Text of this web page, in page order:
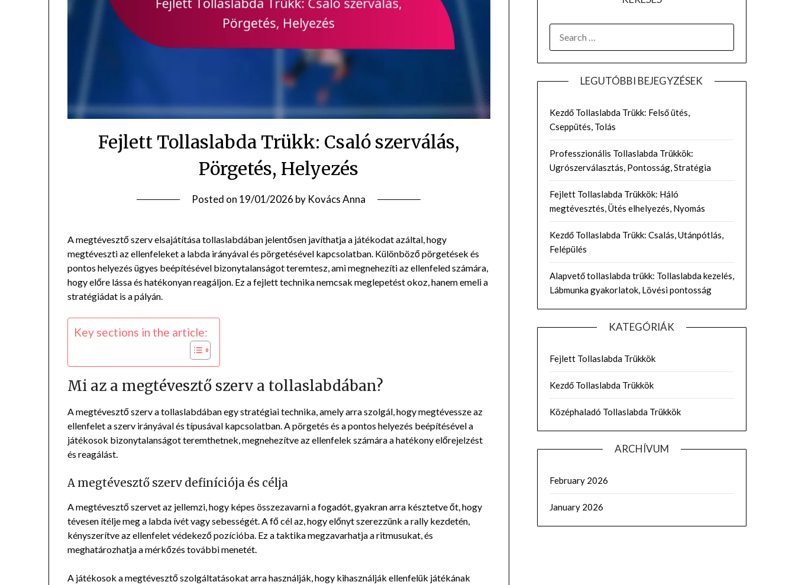
Fejlett Tollaslabda Trükk: Csaló szerválás,
Pörgetés, Helyezés
Posted on 19/01/2026 by Kovács Anna
A megtévesztő szerv elsajátítása tollaslabdában jelentősen javíthatja a játékodat azáltal, hogy
megtéveszti az ellenfeleket a labda irányával és pörgetésével kapcsolatban. Különböző pörgetések és
pontos helyezés ügyes beépítésével bizonytalanságot teremtesz, ami megnehezíti az ellenfeled számára,
hogy előre lássa és hatékonyan reagáljon. Ez a fejlett technika nemcsak meglepetést okoz, hanem emeli a
stratégiádat is a pályán.
Key sections in the article:
Mi az a megtévesztő szerv a tollaslabdában?
A megtévesztő szerv a tollaslabdában egy stratégiai technika, amely arra szolgál, hogy megtévessze az
ellenfelet a szerv irányával és típusával kapcsolatban. A pörgetés és a pontos helyezés beépítésével a
játékosok bizonytalanságot teremthetnek, megnehezítve az ellenfelek számára a hatékony előrejelzést
és reagálást.
A megtévesztő szerv definíciója és célja
A megtévesztő szervet az jellemzi, hogy képes összezavarni a fogadót, gyakran arra késztetve őt, hogy
tévesen ítélje meg a labda ívét vagy sebességét. A fő cél az, hogy előnyt szerezzünk a rally kezdetén,
kényszerítve az ellenfelet védekező pozícióba. Ez a taktika megzavarhatja a ritmusukat, és
meghatározhatja a mérkőzés további menetét.
A játékosok a megtévesztő szolgáltatásokat arra használják, hogy kihasználják ellenfelük játékának
FOR:
LEGUTÓBBI BEJEGYZÉSEK
Kezdő Tollaslabda Trükk: Felső ütés,
Cseppütés, Tolás
Professzionális Tollaslabda Trükkök:
Ugrószerválasztás, Pontosság, Stratégia
Fejlett Tollaslabda Trükkök: Háló
megtévesztés, Ütés elhelyezés, Nyomás
Kezdő Tollaslabda Trükk: Csalás, Utánpótlás,
Felépülés
Alapvető tollaslabda trükk: Tollaslabda kezelés,
Lábmunka gyakorlatok, Lövési pontosság
KATEGÓRIÁK
Fejlett Tollaslabda Trükkök
Kezdő Tollaslabda Trükkök
Középhaladó Tollaslabda Trükkök
ARCHÍVUM
February 2026
January 2026